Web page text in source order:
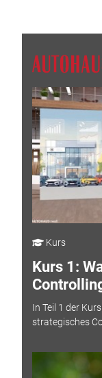
Kurs
Kurs 1:
In Teil 1 der
strategisches